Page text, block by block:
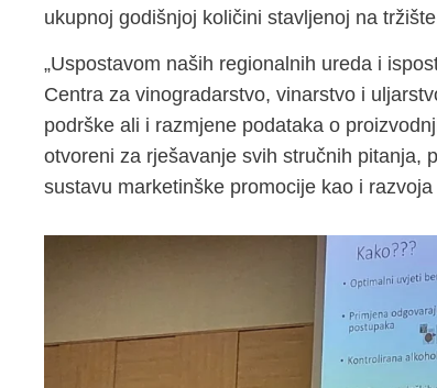
ukupnoj godišnjoj količini stavljenoj na
„Uspostavom naših regionalnih ureda i
Centra za vinogradarstvo, vinarstvo i
podrške ali i razmjene podataka o
otvoreni za rješavanje svih stručnih pitanja,
sustavu marketinške promocije kao i